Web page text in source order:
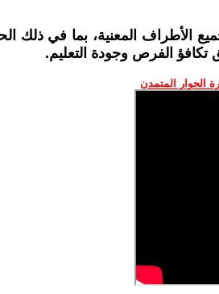
الأطراف المعنية، بما في ذلك
الفرص وجودة التعليم.
الحوار المتمدن